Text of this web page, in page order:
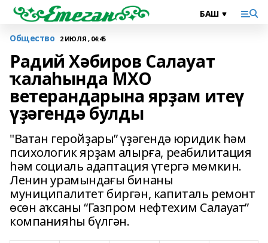
Общество 2 ИЮЛЯ , 04:45
Радий Хәбиров Салауат
ҡалаһында МХО
ветерандарына ярҙам итеү
үҙәгендә булды
"Ватан геройҙары” үҙәгендә юридик һәм
психологик ярҙам алырға, реабилитация
һәм социаль адаптация үтергә мөмкин.
Ленин урамындағы бинаны
муниципалитет биргән, капиталь ремонт
өсөн аҡсаны “Газпром нефтехим Салауат”
компанияһы бүлгән.